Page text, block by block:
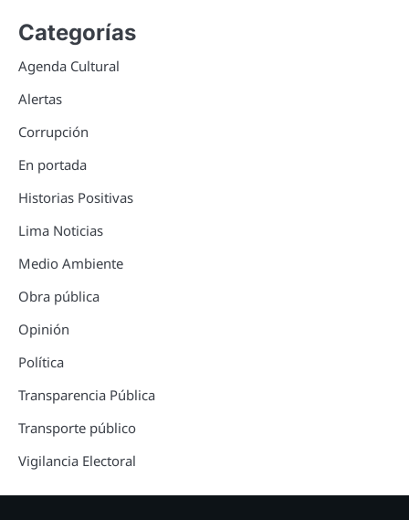
Categorías
Agenda Cultural
Alertas
Corrupción
En portada
Historias Positivas
Lima Noticias
Medio Ambiente
Obra pública
Opinión
Política
Transparencia Pública
Transporte público
Vigilancia Electoral